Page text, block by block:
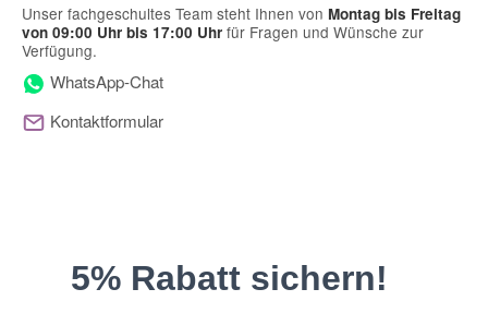
Unser fachgeschultes Team steht Ihnen von Montag bis Freitag
von 09:00 Uhr bis 17:00 Uhr für Fragen und Wünsche zur
Verfügung.
WhatsApp-Chat
Kontaktformular